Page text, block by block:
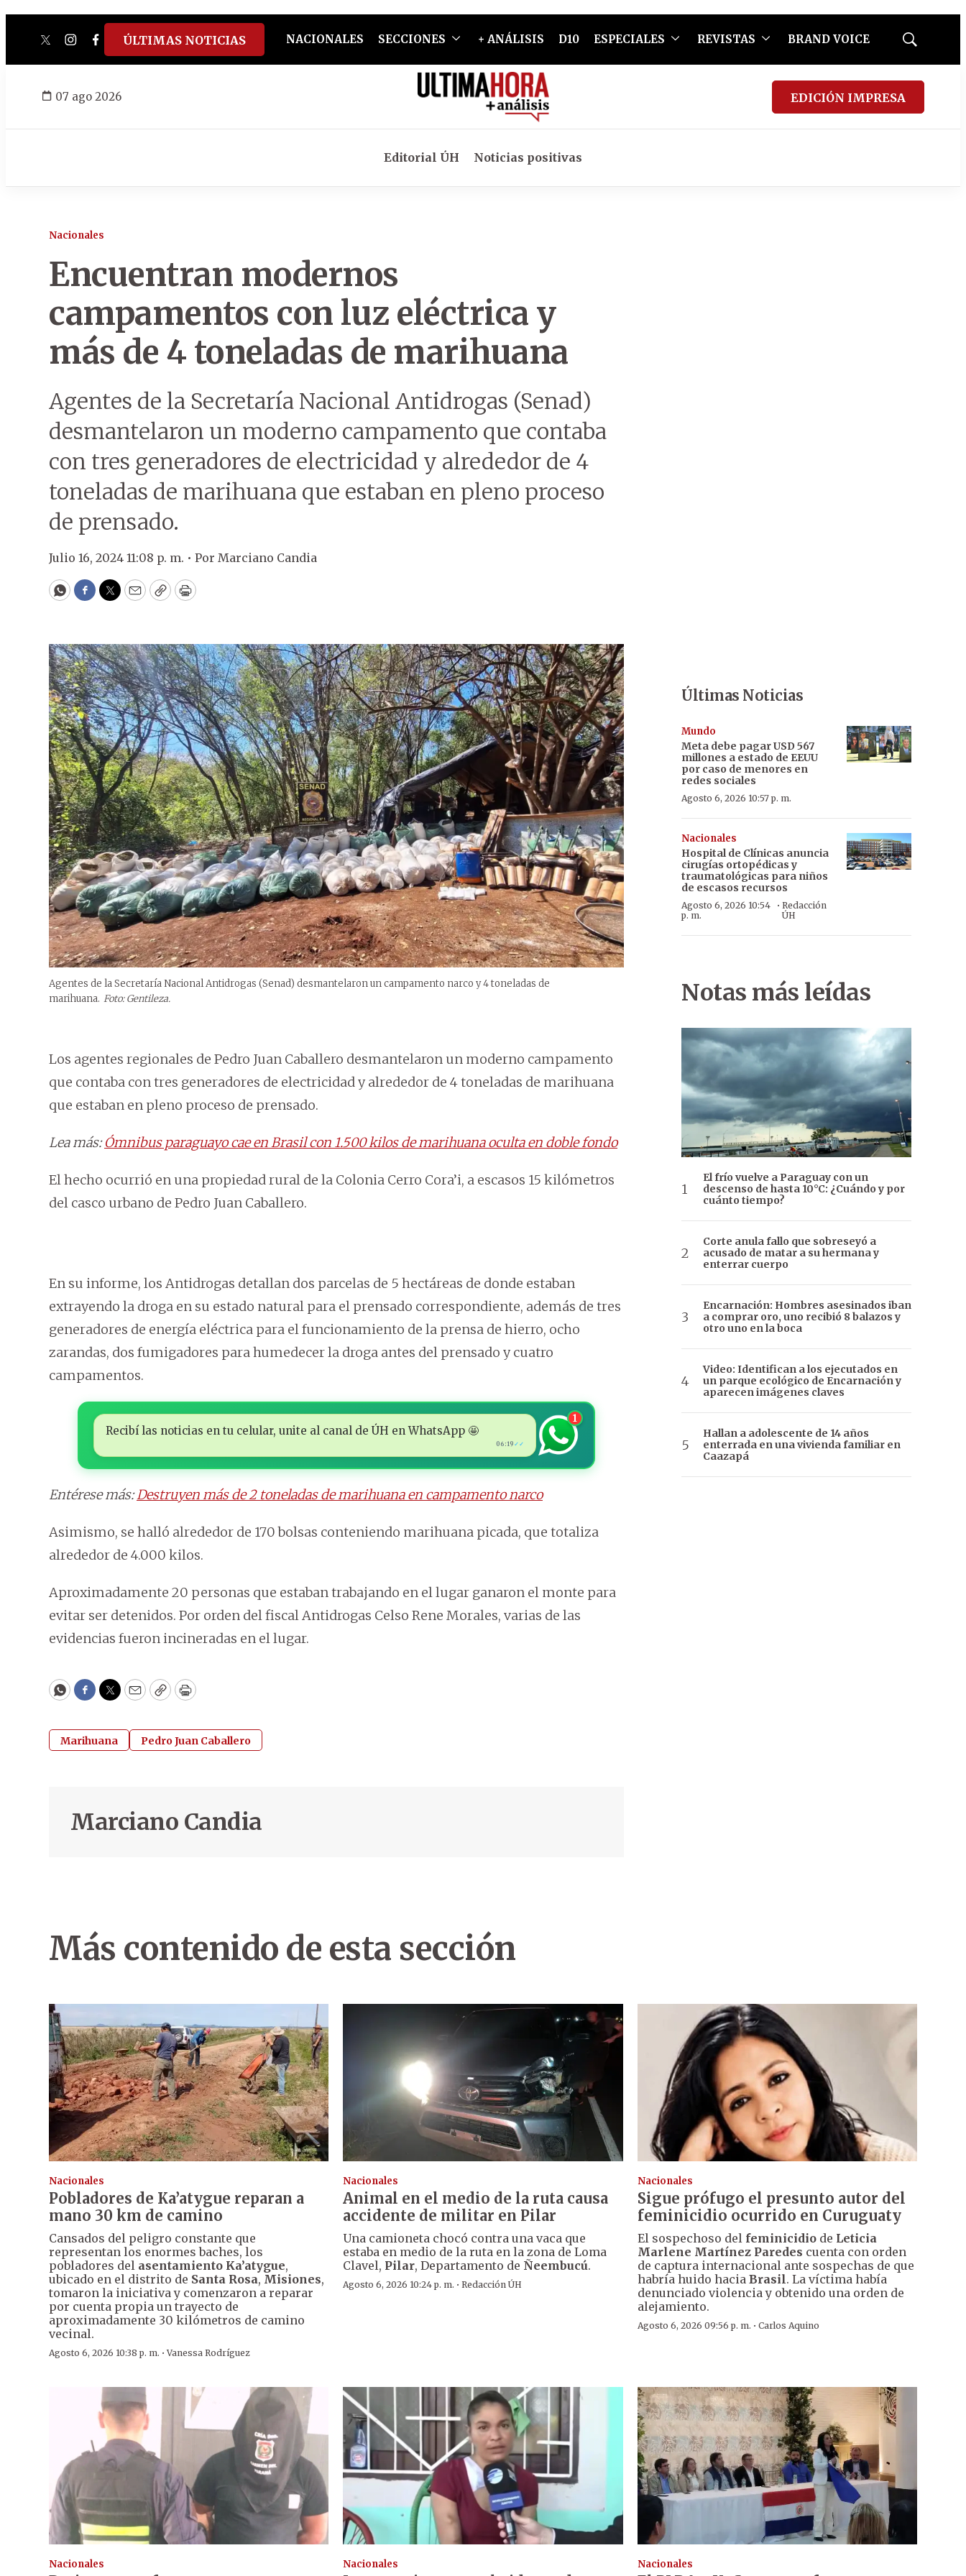
twitterinstagram
facebook
tiktokyoutube
spotify
ÚLTIMAS NOTICIAS NACIONALES SECCIONES + ANÁLISIS D10 ESPECIALES REVISTAS BRAND VOICE
Mostrar
07 ago 2026 EDICIÓN IMPRESA
Editorial ÚH Noticias positivas
Nacionales
Encuentran modernos
campamentos con luz eléctrica y
más de 4 toneladas de marihuana
Agentes de la Secretaría Nacional Antidrogas (Senad)
desmantelaron un moderno campamento que contaba
con tres generadores de electricidad y alrededor de 4
toneladas de marihuana que estaban en pleno proceso
de prensado.
Julio 16, 2024 11:08 p. m. • Por Marciano Candia
WhatsApp
Facebook
Twitter
EmailCopyPrint
Agentes de la Secretaría Nacional Antidrogas (Senad) desmantelaron un campamento narco y 4 toneladas de
marihuana. Foto: Gentileza.
Los agentes regionales de Pedro Juan Caballero desmantelaron un moderno campamento
que contaba con tres generadores de electricidad y alrededor de 4 toneladas de marihuana
que estaban en pleno proceso de prensado.
Lea más:Ómnibus paraguayo cae en Brasil con 1.500 kilos de marihuana oculta en doble fondo
El hecho ocurrió en una propiedad rural de la Colonia Cerro Cora’i, a escasos 15 kilómetros
del casco urbano de Pedro Juan Caballero.
En su informe, los Antidrogas detallan dos parcelas de 5 hectáreas de donde estaban
extrayendo la droga en su estado natural para el prensado correspondiente, además de tres
generadores de energía eléctrica para el funcionamiento de la prensa de hierro, ocho
zarandas, dos fumigadores para humedecer la droga antes del prensado y cuatro
campamentos.
Recibí las noticias en tu celular, unite al canal de ÚH en WhatsApp 🤩
06:19 ✓✓
1
Entérese más:Destruyen más de 2 toneladas de marihuana en campamento narco
Asimismo, se halló alrededor de 170 bolsas conteniendo marihuana picada, que totaliza
alrededor de 4.000 kilos.
Aproximadamente 20 personas que estaban trabajando en el lugar ganaron el monte para
evitar ser detenidos. Por orden del fiscal Antidrogas Celso Rene Morales, varias de las
evidencias fueron incineradas en el lugar.
WhatsApp
Facebook
Twitter
EmailCopyPrint
Marihuana Pedro Juan Caballero
Marciano Candia
Últimas Noticias
Mundo
Meta debe pagar USD 567
millones a estado de EEUU
por caso de menores en
redes sociales
Agosto 6, 2026 10:57 p. m.
Nacionales
Hospital de Clínicas anuncia
cirugías ortopédicas y
traumatológicas para niños
de escasos recursos
Agosto 6, 2026 10:54
p. m.
· Redacción
ÚH
Notas más leídas
El frío vuelve a Paraguay con un
descenso de hasta 10°C: ¿Cuándo y por
cuánto tiempo?
Corte anula fallo que sobreseyó a
acusado de matar a su hermana y
enterrar cuerpo
Encarnación: Hombres asesinados iban
a comprar oro, uno recibió 8 balazos y
otro uno en la boca
Video: Identifican a los ejecutados en
un parque ecológico de Encarnación y
aparecen imágenes claves
Hallan a adolescente de 14 años
enterrada en una vivienda familiar en
Caazapá
Más contenido de esta sección
Nacionales
Pobladores de Ka’atygue reparan a
mano 30 km de camino
Cansados del peligro constante que
representan los enormes baches, los
pobladores del asentamiento Ka’atygue,
ubicado en el distrito de Santa Rosa, Misiones,
tomaron la iniciativa y comenzaron a reparar
por cuenta propia un trayecto de
aproximadamente 30 kilómetros de camino
vecinal.
Agosto 6, 2026 10:38 p. m. ·Vanessa Rodríguez
Nacionales
Animal en el medio de la ruta causa
accidente de militar en Pilar
Una camioneta chocó contra una vaca que
estaba en medio de la ruta en la zona de Loma
Clavel, Pilar, Departamento de Ñeembucú.
Agosto 6, 2026 10:24 p. m. ·Redacción ÚH
Nacionales
Sigue prófugo el presunto autor del
feminicidio ocurrido en Curuguaty
El sospechoso del feminicidiode Leticia
Marlene Martínez Paredes cuenta con orden
de captura internacional ante sospechas de que
habría huido hacia Brasil. La víctima había
denunciado violencia y obtenido una orden de
alejamiento.
Agosto 6, 2026 09:56 p. m. · Carlos Aquino
Nacionales Nacionales Nacionales